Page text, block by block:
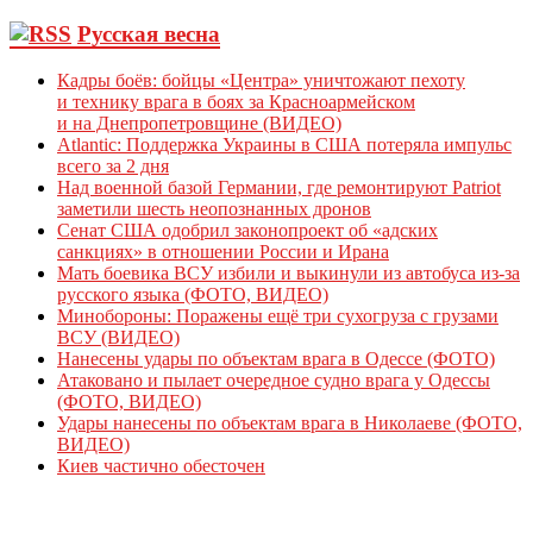
Русская весна
Кадры боёв: бойцы «Центра» уничтожают пехоту
и технику врага в боях за Красноармейском
и на Днепропетровщине (ВИДЕО)
Atlantic: Поддержка Украины в США потеряла импульс
всего за 2 дня
Над военной базой Германии, где ремонтируют Patriot
заметили шесть неопознанных дронов
Сенат США одобрил законопроект об «адских
санкциях» в отношении России и Ирана
Мать боевика ВСУ избили и выкинули из автобуса из-за
русского языка (ФОТО, ВИДЕО)
Минобороны: Поражены ещё три сухогруза с грузами
ВСУ (ВИДЕО)
Нанесены удары по объектам врага в Одессе (ФОТО)
Атаковано и пылает очередное судно врага у Одессы
(ФОТО, ВИДЕО)
Удары нанесены по объектам врага в Николаеве (ФОТО,
ВИДЕО)
Киев частично обесточен